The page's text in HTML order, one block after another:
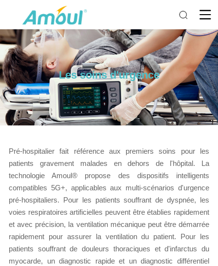
Les soins d'urgence
Pré-hospitalier fait référence aux premiers soins pour les
patients gravement malades en dehors de l'hôpital. La
technologie Amoul® propose des dispositifs intelligents
compatibles 5G+, applicables aux multi-scénarios d'urgence
pré-hospitaliers. Pour les patients souffrant de dyspnée, les
voies respiratoires artificielles peuvent être établies rapidement
et avec précision, la ventilation mécanique peut être démarrée
rapidement pour assurer la ventilation du patient. Pour les
patients souffrant de douleurs thoraciques et d'infarctus du
myocarde, un diagnostic rapide et un diagnostic différentiel